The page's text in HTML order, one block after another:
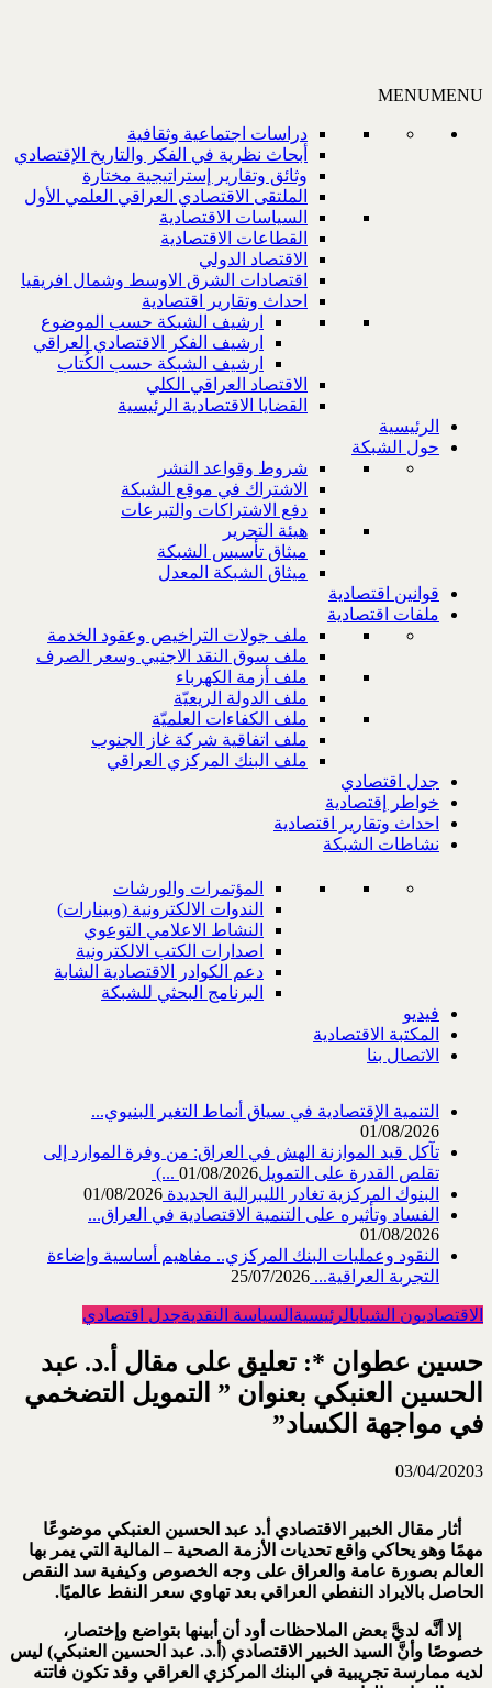
MENUMENU
دراسات اجتماعية وثقافية
أبحاث نظرية في الفكر والتاريخ الإقتصادي
وثائق وتقارير إستراتيجية مختارة
الملتقى الاقتصادي العراقي العلمي الأول
السياسات الاقتصادية
القطاعات الاقتصادية
الاقتصاد الدولي
اقتصادات الشرق الاوسط وشمال افريقيا
احداث وتقارير اقتصادية
ارشيف الشبكة حسب الموضوع
ارشيف الفكر الاقتصادي العراقي
ارشيف الشبكة حسب الكُتاب
الاقتصاد العراقي الكلي
القضايا الاقتصادية الرئيسية
الرئيسية
حول الشبكة
شروط وقواعد النشر
الاشتراك في موقع الشبكة
دفع الاشتراكات والتبرعات
هيئة التحرير
ميثاق تأسيس الشبكة
ميثاق الشبكة المعدل
قوانين اقتصادية
ملفات اقتصادية
ملف جولات التراخيص وعقود الخدمة
ملف سوق النقد الاجنبي وسعر الصرف
ملف أزمة الكهرباء
ملف الدولة الريعيّة
ملف الكفاءات العلميّة
ملف اتفاقية شركة غاز الجنوب
ملف البنك المركزي العراقي
جدل اقتصادي
خواطر إقتصادية
احداث وتقارير اقتصادية
نشاطات الشبكة
المؤتمرات والورشات
الندوات الالكترونية (وبينارات)
النشاط الاعلامي التوعوي
اصدارات الكتب الالكترونية
دعم الكوادر الاقتصادية الشابة
البرنامج البحثي للشبكة
فيديو
المكتبة الاقتصادية
الاتصال بنا
التنمية الإقتصادية في سياق أنماط التغير البنيوي...
01/08/2026
تآكل قيد الموازنة الهش في العراق: من وفرة الموارد إلى
تقلص القدرة على التمويل‎ (...01/08/2026
البنوك المركزية تغادر الليبرالية الجديدة 01/08/2026
الفساد وتأثيره على التنمية الاقتصادية في العراق...
01/08/2026
النقود وعمليات البنك المركزي.. مفاهيم أساسية وإضاءة
التجربة العراقية... 25/07/2026
الاقتصاديون الشبابالرئيسية السياسة النقديةجدل اقتصادي
حسين عطوان *: تعليق على مقال أ.د. عبد
الحسين العنبكي بعنوان ” التمويل التضخمي
في مواجهة الكساد”
03/04/20203
أثار مقال الخبير الاقتصادي أ.د عبد الحسين العنبكي موضوعًا
مهمًا وهو يحاكي واقع تحديات الأزمة الصحية – المالية التي يمر بها
العالم بصورة عامة والعراق على وجه الخصوص وكيفية سد النقص
الحاصل بالايراد النفطي العراقي بعد تهاوي سعر النفط عالميًا.
إلا أنَّه لديَّ بعض الملاحظات أود أن أبينها بتواضع وإختصار،
خصوصًا وأنَّ السيد الخبير الاقتصادي (أ.د. عبد الحسين العنبكي) ليس
لديه ممارسة تجريبية في البنك المركزي العراقي وقد تكون فاتته